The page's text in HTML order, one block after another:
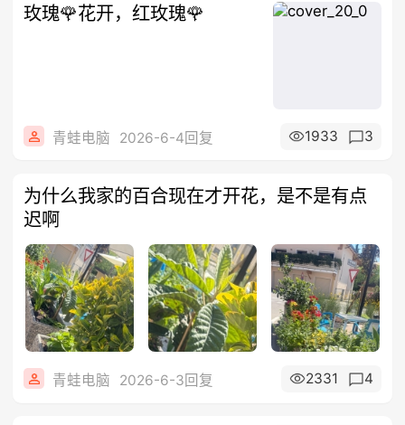
玫瑰🌹花开，红玫瑰🌹
青蛙电脑 2026-6-4回复 1933 3
为什么我家的百合现在才开花，是不是有点
迟啊
青蛙电脑 2026-6-3回复 2331 4